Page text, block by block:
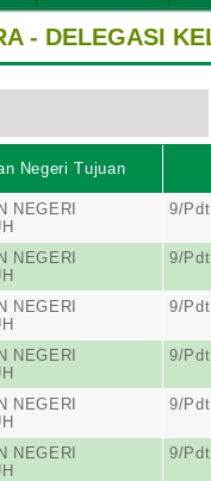
- DELEGASI
Negeri Tujuan
NEGERI
9/
NEGERI
9/
NEGERI
9/
NEGERI
9/
NEGERI
9/
NEGERI
9/